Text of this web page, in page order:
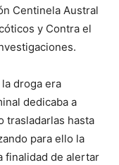
Centinela Austral
y Contra el
droga era
dedicaba a
trasladarlas hasta
para ello la
finalidad de alertar